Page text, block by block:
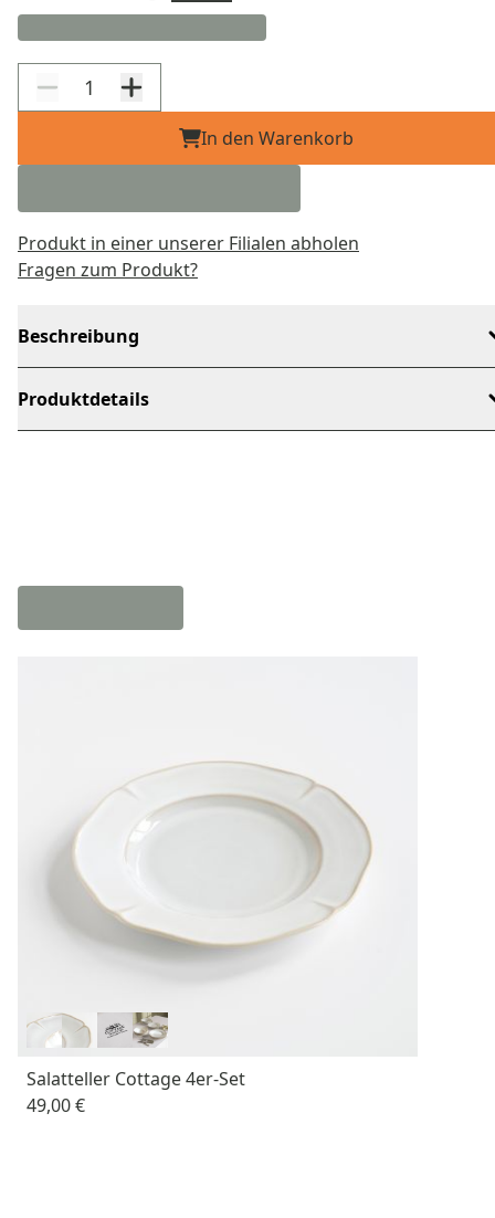
In den Warenkorb
Produkt in einer unserer Filialen abholen
Fragen zum Produkt?
Beschreibung
Produktdetails
Salatteller Cottage 4er-Set
49,00 €